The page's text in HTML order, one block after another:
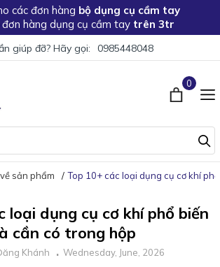
các đơn hàng bộ dụng cụ cầm tay
đơn hàng dụng cụ cầm tay trên 3tr
giúp đỡ? Hãy gọi: 0985448048
0
sản phẩm Top 10+ các loại dụng cụ cơ khí
loại dụng cụ cơ khí phổ biến
cần có trong hộp
Khánh Wednesday, June, 2026